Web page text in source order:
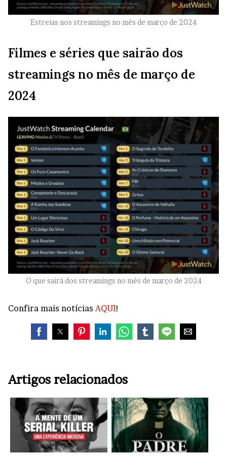
Estreias nos streamings no mês de março de 2024
Filmes e séries que sairão dos
streamings no mês de março de
2024
O que sairá dos streamings no mês de março de 2024
Confira mais notíciasAQUI!
Artigos relacionados